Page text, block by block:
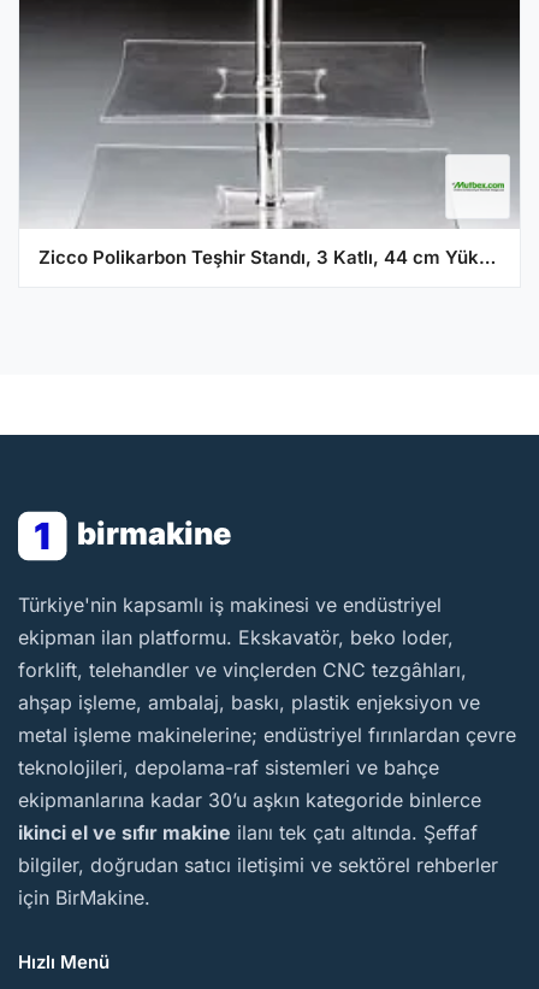
Zicco Polikarbon Teşhir Standı, 3 Katlı, 44 cm Yükseklik, Şeffaf
1 birmakine
BirMakine
Türkiye'nin kapsamlı iş makinesi ve endüstriyel
ekipman ilan platformu. Ekskavatör, beko loder,
forklift, telehandler ve vinçlerden CNC tezgâhları,
ahşap işleme, ambalaj, baskı, plastik enjeksiyon ve
metal işleme makinelerine; endüstriyel fırınlardan çevre
teknolojileri, depolama-raf sistemleri ve bahçe
ekipmanlarına kadar 30’u aşkın kategoride binlerce
ikinci el ve sıfır makine ilanı tek çatı altında. Şeffaf
bilgiler, doğrudan satıcı iletişimi ve sektörel rehberler
için BirMakine.
Hızlı Menü